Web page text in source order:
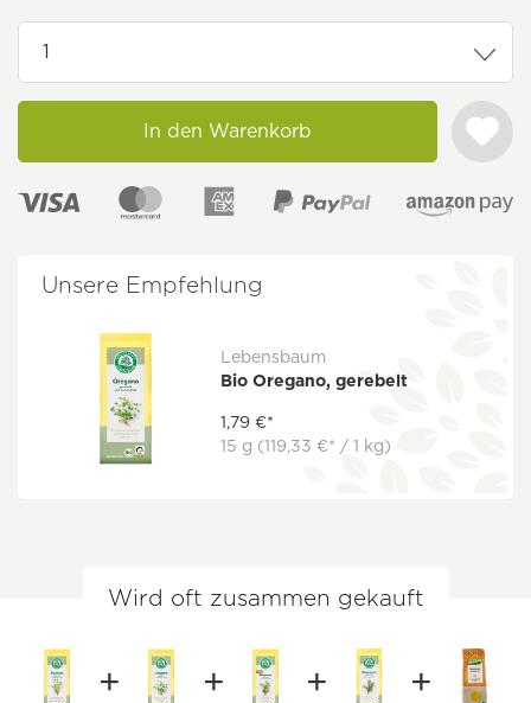
In den Warenkorb
Unsere Empfehlung
Lebensbaum
Bio Oregano, gerebelt
1,79 €*
15 g (119,33 €* / 1 kg)
Wird oft zusammen gekauft